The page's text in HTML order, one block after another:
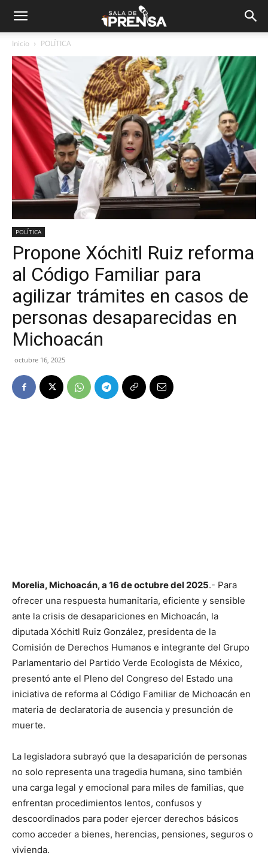
Inicio POLÍTICA
POLÍTICA
Propone Xóchitl Ruiz reforma
al Código Familiar para
agilizar trámites en casos de
personas desaparecidas en
Michoacán
octubre 16, 2025
Morelia, Michoacán, a 16 de octubre del 2025.- Para
ofrecer una respuesta humanitaria, eficiente y sensible
ante la crisis de desapariciones en Michoacán, la
diputada Xóchitl Ruiz González, presidenta de la
Comisión de Derechos Humanos e integrante del Grupo
Parlamentario del Partido Verde Ecologista de México,
presentó ante el Pleno del Congreso del Estado una
iniciativa de reforma al Código Familiar de Michoacán en
materia de declaratoria de ausencia y presunción de
muerte.
La legisladora subrayó que la desaparición de personas
no solo representa una tragedia humana, sino también
una carga legal y emocional para miles de familias, que
enfrentan procedimientos lentos, confusos y
descoordinados para poder ejercer derechos básicos
como acceder a bienes, herencias, pensiones, seguros o
vivienda.